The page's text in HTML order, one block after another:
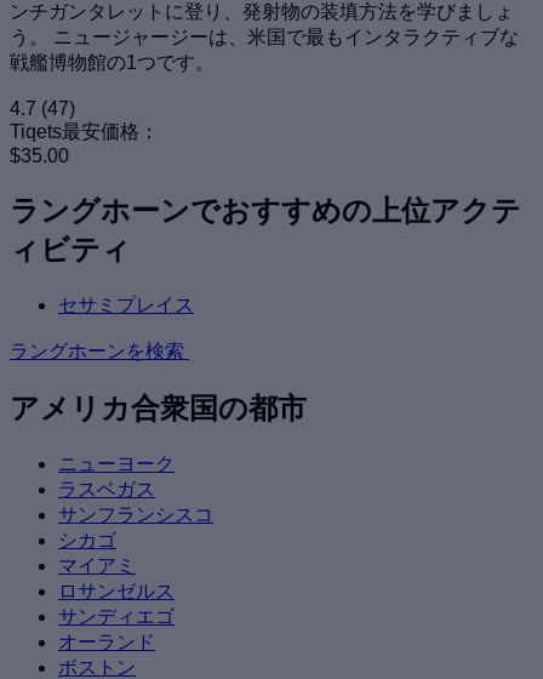
ンチガンタレットに登り、発射物の装填方法を学びましょ
う。 ニュージャージーは、米国で最もインタラクティブな
戦艦博物館の1つです。
4.7 (47)
Tiqets最安価格：
$35.00
ラングホーンでおすすめの上位アクテ
ィビティ
セサミプレイス
ラングホーンを検索
アメリカ合衆国の都市
ニューヨーク
ラスベガス
サンフランシスコ
シカゴ
マイアミ
ロサンゼルス
サンディエゴ
オーランド
ボストン